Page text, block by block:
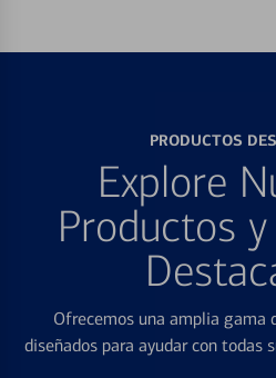
PRODUCTOS
Explore
Productos
Ofrecemos una amplia gama
diseñados para ayudar con todas